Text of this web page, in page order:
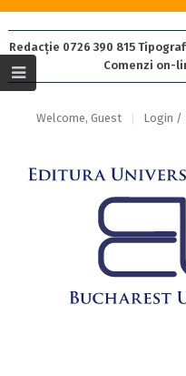
Redacție 0726 390 815
Comenzi on-
Welcome, Guest Login /